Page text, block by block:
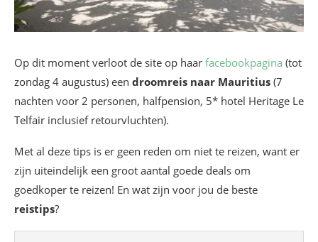
Op dit moment verloot de site op haar facebookpagina (tot
zondag 4 augustus) een droomreis naar Mauritius (7
nachten voor 2 personen, halfpension, 5* hotel Heritage Le
Telfair inclusief retourvluchten).
Met al deze tips is er geen reden om niet te reizen, want er
zijn uiteindelijk een groot aantal goede deals om
goedkoper te reizen! En wat zijn voor jou de beste
reistips?